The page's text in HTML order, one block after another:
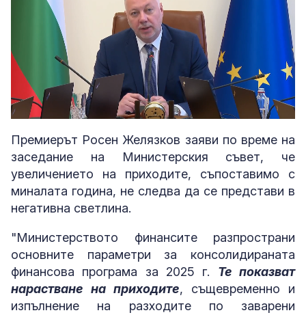
Loaded:
100.00%
Премиерът Росен Желязков заяви по време на
заседание на Министерския съвет, че
увеличението на приходите, съпоставимо с
миналата година, не следва да се представи в
негативна светлина.
"Министерството финансите разпространи
основните параметри за консолидираната
финансова програма за 2025 г. Те показват
нарастване на приходите, същевременно и
изпълнение на разходите по заварени